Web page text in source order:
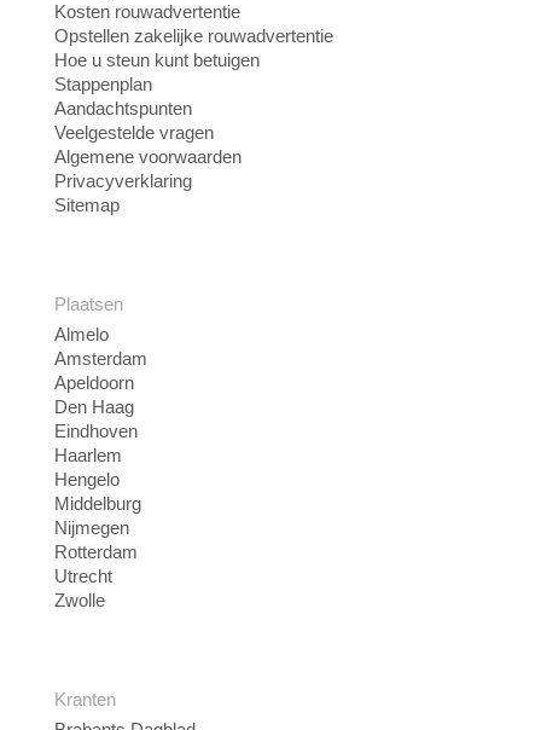
Kosten rouwadvertentie
Opstellen zakelijke rouwadvertentie
Hoe u steun kunt betuigen
Stappenplan
Aandachtspunten
Veelgestelde vragen
Algemene voorwaarden
Privacyverklaring
Sitemap
Plaatsen
Almelo
Amsterdam
Apeldoorn
Den Haag
Eindhoven
Haarlem
Hengelo
Middelburg
Nijmegen
Rotterdam
Utrecht
Zwolle
Kranten